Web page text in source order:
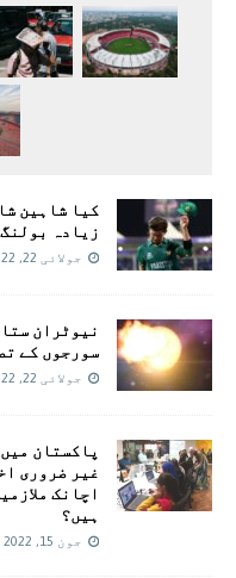
کیا شاہین
زیادہ
جولائی 22, 2022
نیوٹران
سورجوں کے
جولائی 22, 2022
پاکستان
غیر ضروری
اچانک
ہیں؟
جون 15, 2022